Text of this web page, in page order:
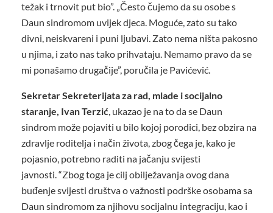
težak i trnovit put bio”. „Često čujemo da su osobe s
Daun sindromom uvijek djeca. Moguće, zato su tako
divni, neiskvareni i puni ljubavi. Zato nema ništa pakosno
u njima, i zato nas tako prihvataju. Nemamo pravo da se
mi ponašamo drugačije”, poručila je Pavićević.
Sekretar Sekreterijata za rad, mlade i socijalno
staranje, Ivan Terzić, ukazao je na to da se Daun
sindrom može pojaviti u bilo kojoj porodici, bez obzira na
zdravlje roditelja i način života, zbog čega je, kako je
pojasnio, potrebno raditi na jačanju svijesti
javnosti. “Zbog toga je cilj obilježavanja ovog dana
buđenje svijesti društva o važnosti podrške osobama sa
Daun sindromom za njihovu socijalnu integraciju, kao i